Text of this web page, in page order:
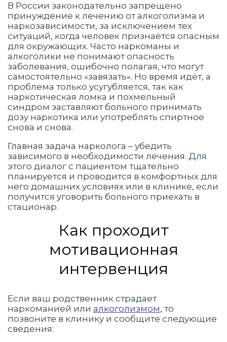
В России законодательно запрещено
принуждение к лечению от алкоголизма и
наркозависимости, за исключением тех
ситуаций, когда человек признаётся опасным
для окружающих. Часто наркоманы и
алкоголики не понимают опасность
заболевания, ошибочно полагая, что могут
самостоятельно «завязать». Но время идёт, а
проблема только усугубляется, так как
наркотическая ломка и похмельный
синдром заставляют больного принимать
дозу наркотика или употреблять спиртное
снова и снова.
Главная задача нарколога – убедить
зависимого в необходимости лечения. Для
этого диалог с пациентом тщательно
планируется и проводится в комфортных для
него домашних условиях или в клинике, если
получится уговорить больного приехать в
стационар.
Как проходит
мотивационная
интервенция
Если ваш родственник страдает
наркоманией или алкоголизмом, то
позвоните в клинику и сообщите следующие
сведения: